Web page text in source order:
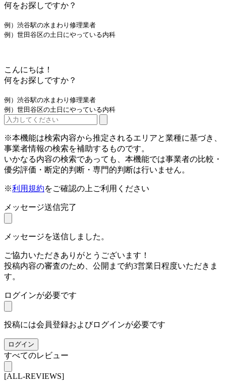
何をお探しですか？
例）渋谷駅の水まわり修理業者
例）世田谷区の土日にやっている内科
こんにちは！
何をお探しですか？
例）渋谷駅の水まわり修理業者
例）世田谷区の土日にやっている内科
※本機能は検索内容から推定されるエリアと業種に基づき、
事業者情報の検索を補助するものです。
いかなる内容の検索であっても、本機能では事業者の比較・
優劣評価・断定的判断・専門的判断は行いません。
※利用規約をご確認の上ご利用ください
メッセージ送信完了
メッセージを送信しました。
ご協力いただきありがとうございます！
投稿内容の審査のため、公開まで約3営業日程度いただきま
す。
ログインが必要です
投稿には会員登録およびログインが必要です
ログイン
すべてのレビュー
[ALL-REVIEWS]